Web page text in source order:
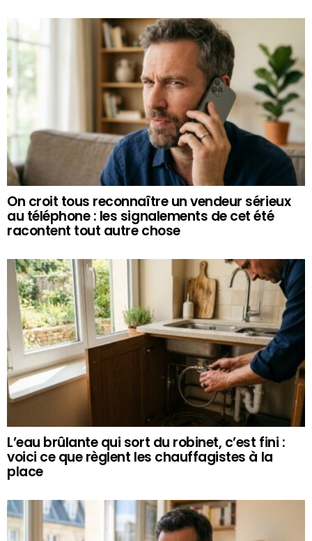
On croit tous reconnaître un vendeur sérieux
au téléphone : les signalements de cet été
racontent tout autre chose
L’eau brûlante qui sort du robinet, c’est fini :
voici ce que règlent les chauffagistes à la
place